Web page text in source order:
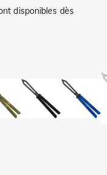
disponibles dès